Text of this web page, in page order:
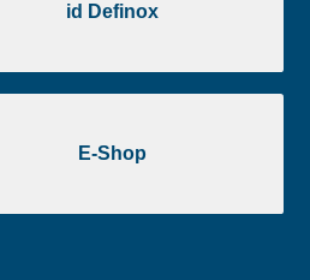
id Definox
E-Shop